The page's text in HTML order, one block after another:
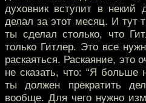
духовник вступит в некий
делал за этот месяц. И тут
ты сделал столько, что
только Гитлер. Это все
раскаяться. Раскаяние, это
не сказать, что: “Я больше
ты должен прекратить
вообще. Для чего нужно